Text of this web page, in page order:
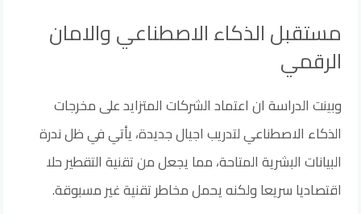
مستقبل الذكاء الاصطناعي والامان
الرقمي
وبينت الدراسة ان اعتماد الشركات المتزايد على مخرجات
الذكاء الاصطناعي لتدريب اجيال جديدة، يأتي في ظل ندرة
البيانات البشرية المتاحة، مما يجعل من تقنية التقطير حلا
اقتصاديا سريعا ولكنه يحمل مخاطر تقنية غير مسبوقة.